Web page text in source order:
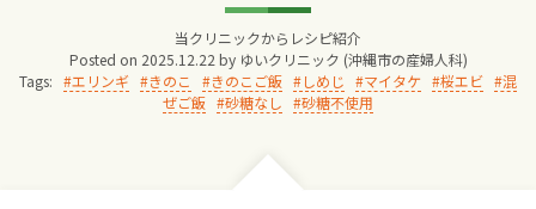
当クリニックからレシピ紹介
Posted on 2025.12.22 by ゆいクリニック (沖縄市の産婦人科)
Tags:
エリンギ きのこ きのこご飯 しめじ マイタケ 桜エビ
混
ぜご飯
砂糖なし 砂糖不使用
院長からのごあいさつ
ゆいクリニックの経営理念
診療料金